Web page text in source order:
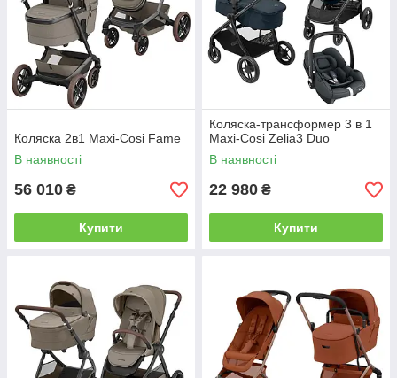
Коляска 2в1 Maxi-Cosi Fame
В наявності
56 010 ₴
Купити
Коляска-трансформер 3 в 1
Maxi-Cosi Zelia3 Duo
В наявності
22 980 ₴
Купити